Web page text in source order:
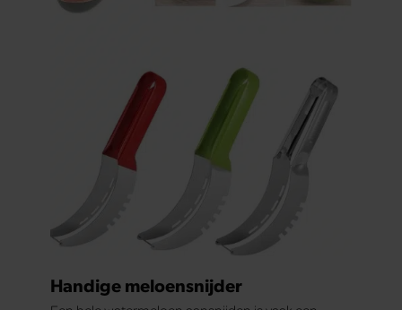
Handige meloensnijder